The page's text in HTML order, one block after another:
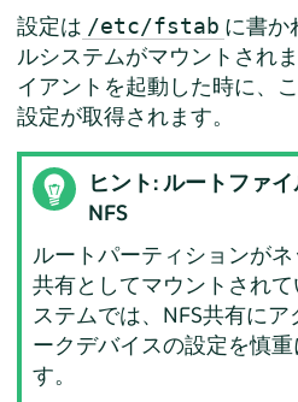
設定は /etc/fstab に書か
ルシステムがマウントされ
イアントを起動した時に、
設定が取得されます。
ヒント: ルートファ
NFS
ルートパーティションが
共有としてマウントされ
ステムでは、NFS共有に
ークデバイスの設定を慎
す。